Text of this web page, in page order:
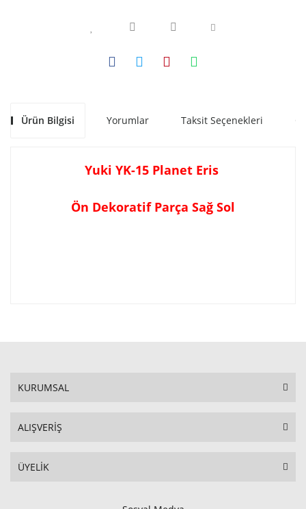
Ürün Bilgisi Yorumlar Taksit Seçenekleri
Yuki YK-15 Planet Eris
Ön Dekoratif Parça Sağ Sol
KURUMSAL
ALIŞVERİŞ
ÜYELİK